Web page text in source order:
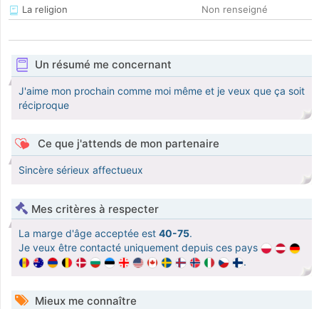
La religion
Non renseigné
Un résumé me concernant
J'aime mon prochain comme moi même et je veux que ça soit
réciproque
Ce que j'attends de mon partenaire
Sincère sérieux affectueux
Mes critères à respecter
La marge d'âge acceptée est 40-75.
Je veux être contacté uniquement depuis ces pays
.
Mieux me connaître